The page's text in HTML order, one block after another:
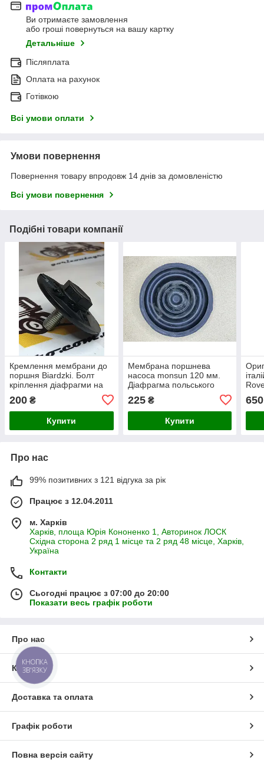
Ви отримаєте замовлення
або гроші повернуться на вашу картку
Детальніше
Післяплата
Оплата на рахунок
Готівкою
Всі умови оплати
Умови повернення
Повернення товару впродовж 14 днів за домовленістю
Всі умови повернення
Подібні товари компанії
Кремлення мембрани до
поршня Biardzki. Болт
кріплення діафрагми на
200 ₴
Купити
Мембрана поршнева
насоса monsun 120 мм.
Діафрагма польського
225₴
Купити
650
Про нас
99% позитивних з 121 відгука за рік
Працює з 12.04.2011
м. Харків
Харків, площа Юрія Кононенко 1, Авторинок ЛОСК
Східна сторона 2 ряд 1 місце та 2 ряд 48 місце, Харків,
Україна
Контакти
Сьогодні працює з 07:00 до 20:00
Показати весь графік роботи
Про нас
Контакти
Доставка та оплата
Графік роботи
Повна версія сайту
КНОПКА
ЗВ'ЯЗКУ